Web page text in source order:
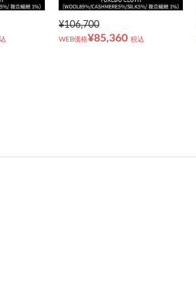
¥106,700
WEB価格¥85,360 税込